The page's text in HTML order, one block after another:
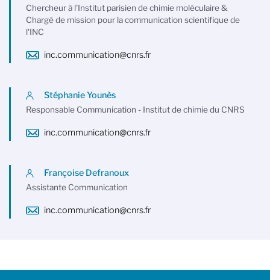
Chercheur à l'Institut parisien de chimie moléculaire &
Chargé de mission pour la communication scientifique de
l'INC
inc.communication@cnrs.fr
Stéphanie Younès
Responsable Communication - Institut de chimie du CNRS
inc.communication@cnrs.fr
Françoise Defranoux
Assistante Communication
inc.communication@cnrs.fr